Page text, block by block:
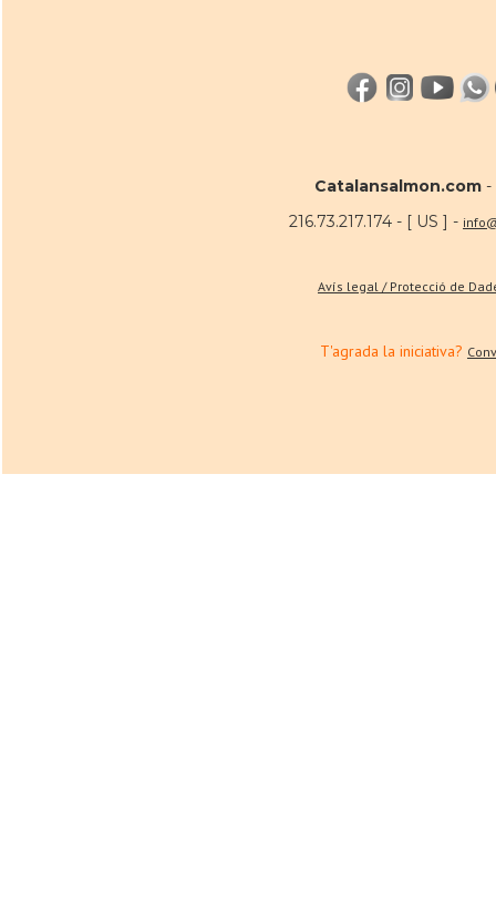
Catalansalmon.com -
216.73.217.174 - [ US ] -
Avís legal / Protecció de
T'agrada la iniciativa?